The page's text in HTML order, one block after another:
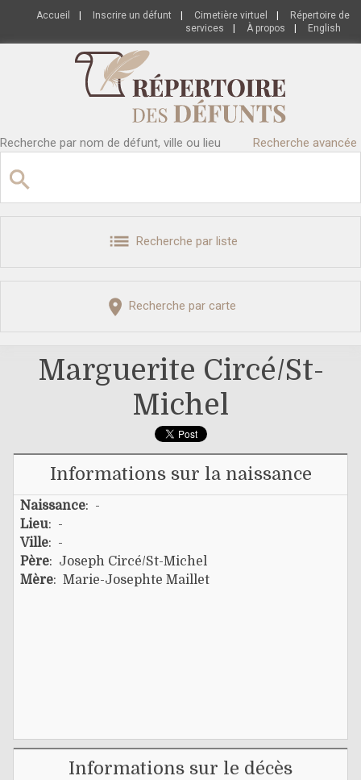
Accueil Inscrire un défunt Cimetière virtuel
Répertoire de
services
À propos English
Recherche par nom de défunt, ville ou lieu Recherche avancée
Recherche par liste
Recherche par carte
Marguerite Circé/st-
Michel
Informations sur la naissance
Naissance: -
Lieu: -
Ville: -
Père: Joseph Circé/st-Michel
Mère: Marie-Josephte Maillet
Informations sur le décès